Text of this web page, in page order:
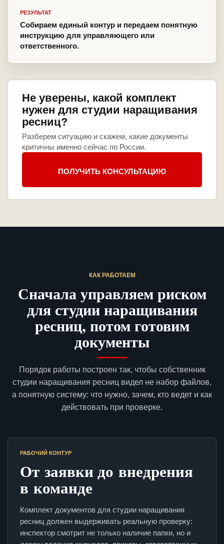
РЕЗУЛЬТАТ
Собираем единый контур и передаем понятную
инструкцию для управляющего или
ответственного.
Не уверены, какой комплект
нужен для студии наращивания
ресниц?
Разберем ситуацию и скажем, какие документы
критичны именно сейчас по России.
ПОЛУЧИТЬ КОНСУЛЬТАЦИЮ
КАК РАБОТАЕМ
Сначала управляем риском
для студии наращивания
ресниц, потом готовим
документы
Порядок работы построен так, чтобы собственник
студии наращивания ресниц видел не набор файлов,
а понятную систему: что нужно, зачем, кто ведет и как
действовать при проверке.
РАБОЧИЙ КОНТУР
От заявки до внедрения
в команде
Комплект документов для студии наращивания
ресниц должен выдерживать реальную проверку:
инспектор смотрит не только наличие папки, но и